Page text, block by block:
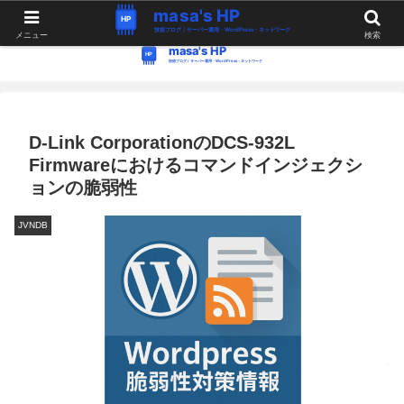
WordPress・Linux関連の情報。つぶやき。
D-Link CorporationのDCS-932L
Firmwareにおけるコマンドインジェクシ
ョンの脆弱性
JVNDB
メニュー 検索